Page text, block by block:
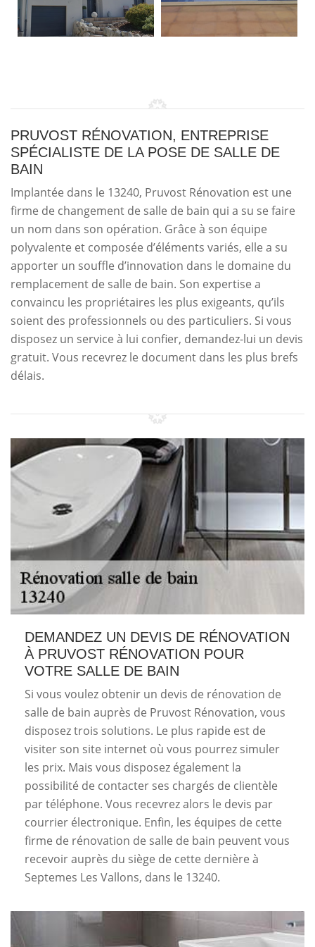
PRUVOST RÉNOVATION, ENTREPRISE
SPÉCIALISTE DE LA POSE DE SALLE DE
BAIN
Implantée dans le 13240, Pruvost Rénovation est une
firme de changement de salle de bain qui a su se faire
un nom dans son opération. Grâce à son équipe
polyvalente et composée d’éléments variés, elle a su
apporter un souffle d’innovation dans le domaine du
remplacement de salle de bain. Son expertise a
convaincu les propriétaires les plus exigeants, qu’ils
soient des professionnels ou des particuliers. Si vous
disposez un service à lui confier, demandez-lui un devis
gratuit. Vous recevrez le document dans les plus brefs
délais.
DEMANDEZ UN DEVIS DE RÉNOVATION
À PRUVOST RÉNOVATION POUR
VOTRE SALLE DE BAIN
Si vous voulez obtenir un devis de rénovation de
salle de bain auprès de Pruvost Rénovation, vous
disposez trois solutions. Le plus rapide est de
visiter son site internet où vous pourrez simuler
les prix. Mais vous disposez également la
possibilité de contacter ses chargés de clientèle
par téléphone. Vous recevrez alors le devis par
courrier électronique. Enfin, les équipes de cette
firme de rénovation de salle de bain peuvent vous
recevoir auprès du siège de cette dernière à
Septemes Les Vallons, dans le 13240.